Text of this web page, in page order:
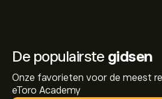
De populairste gidsen
Onze favorieten voor de meest
eToro Academy